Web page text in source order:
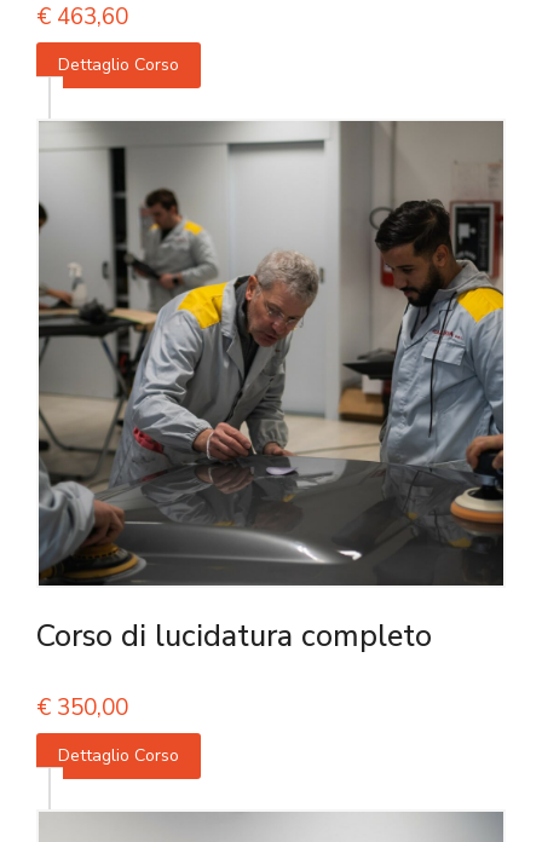
€ 463,60
Dettaglio Corso
Corso di lucidatura completo
€ 350,00
Dettaglio Corso